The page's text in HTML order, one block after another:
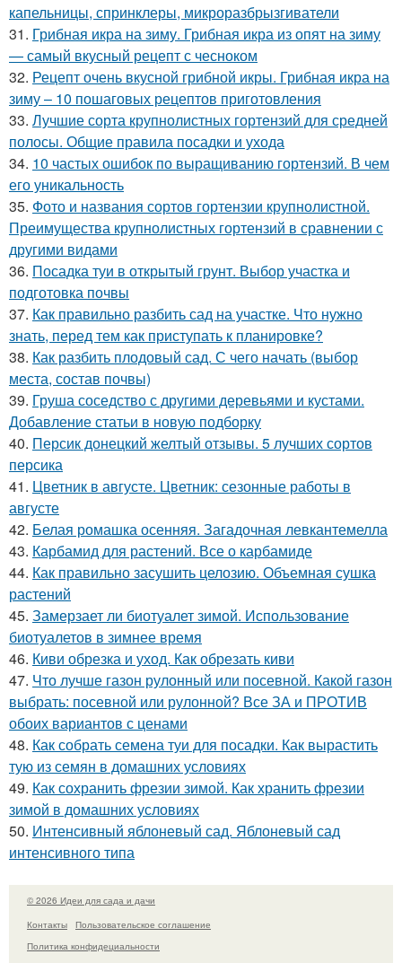
капельницы, спринклеры, микроразбрызгиватели
31. Грибная икра на зиму. Грибная икра из опят на зиму
— самый вкусный рецепт с чесноком
32. Рецепт очень вкусной грибной икры. Грибная икра на
зиму – 10 пошаговых рецептов приготовления
33. Лучшие сорта крупнолистных гортензий для средней
полосы. Общие правила посадки и ухода
34. 10 частых ошибок по выращиванию гортензий. В чем
его уникальность
35. Фото и названия сортов гортензии крупнолистной.
Преимущества крупнолистных гортензий в сравнении с
другими видами
36. Посадка туи в открытый грунт. Выбор участка и
подготовка почвы
37. Как правильно разбить сад на участке. Что нужно
знать, перед тем как приступать к планировке?
38. Как разбить плодовый сад. С чего начать (выбор
места, состав почвы)
39. Груша соседство с другими деревьями и кустами.
Добавление статьи в новую подборку
40. Персик донецкий желтый отзывы. 5 лучших сортов
персика
41. Цветник в августе. Цветник: сезонные работы в
августе
42. Белая ромашка осенняя. Загадочная левкантемелла
43. Карбамид для растений. Все о карбамиде
44. Как правильно засушить целозию. Объемная сушка
растений
45. Замерзает ли биотуалет зимой. Использование
биотуалетов в зимнее время
46. Киви обрезка и уход. Как обрезать киви
47. Что лучше газон рулонный или посевной. Какой газон
выбрать: посевной или рулонной? Все ЗА и ПРОТИВ
обоих вариантов с ценами
48. Как собрать семена туи для посадки. Как вырастить
тую из семян в домашних условиях
49. Как сохранить фрезии зимой. Как хранить фрезии
зимой в домашних условиях
50. Интенсивный яблоневый сад. Яблоневый сад
интенсивного типа
© 2026 Идеи для сада и дачи
Контакты
Пользовательское соглашение
Политика конфидециальности